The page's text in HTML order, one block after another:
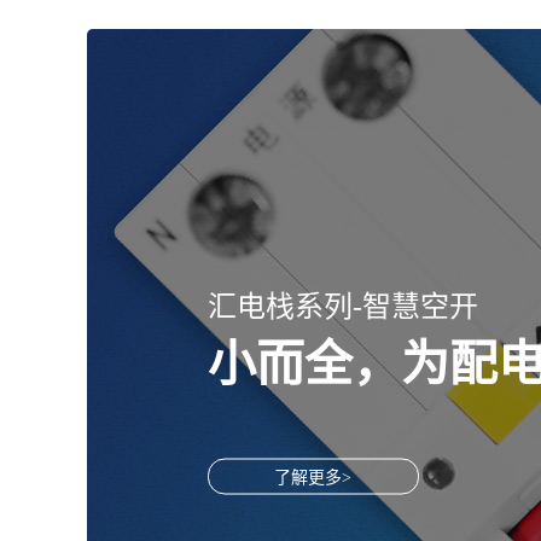
汇电栈系列-智慧空开
小而全，为配
了解更多>